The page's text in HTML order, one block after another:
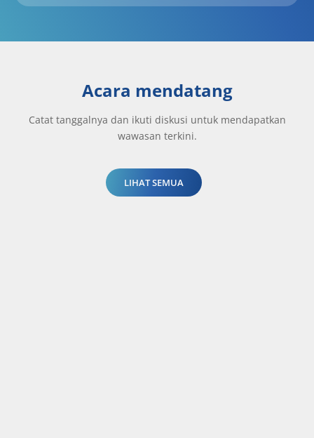
Acara mendatang
Catat tanggalnya dan ikuti diskusi untuk mendapatkan
wawasan terkini.
LIHAT SEMUA